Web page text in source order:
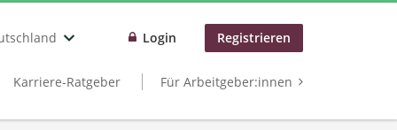
Login Registrieren
Karriere-Ratgeber Für Arbeitgeber:innen